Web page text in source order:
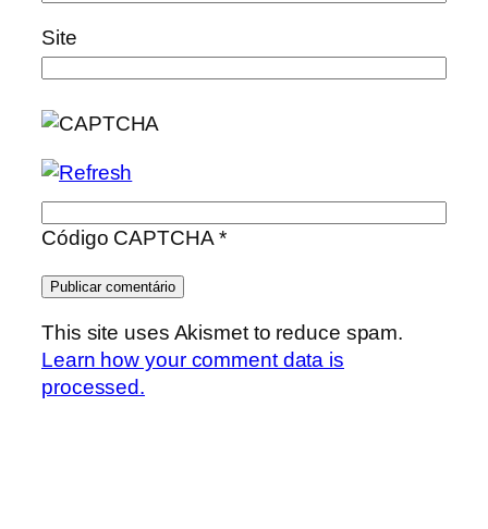
Site
Código CAPTCHA*
This site uses Akismet to reduce spam.
Learn how your comment data is
processed.